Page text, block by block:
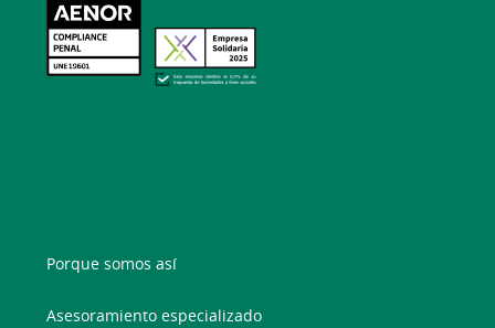
Porque somos así
Asesoramiento especializado